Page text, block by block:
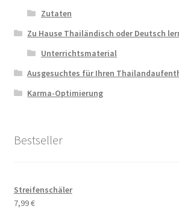
Zutaten
Zu Hause Thailändisch oder Deutsch
Unterrichtsmaterial
Ausgesuchtes für Ihren
Karma-Optimierung
Bestseller
Streifenschäler
7,99€